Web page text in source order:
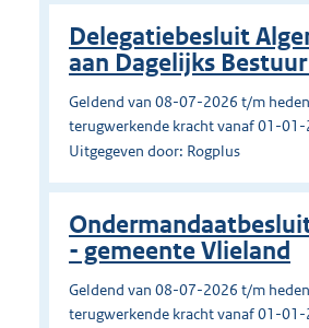
Delegatiebesluit
aan Dagelijks
Geldend van 08-07-2026 t/m
terugwerkende kracht vanaf 01-
Uitgegeven door: Rogplus
- gemeente Vlieland
Geldend van 08-07-2026 t/m
terugwerkende kracht vanaf 01-